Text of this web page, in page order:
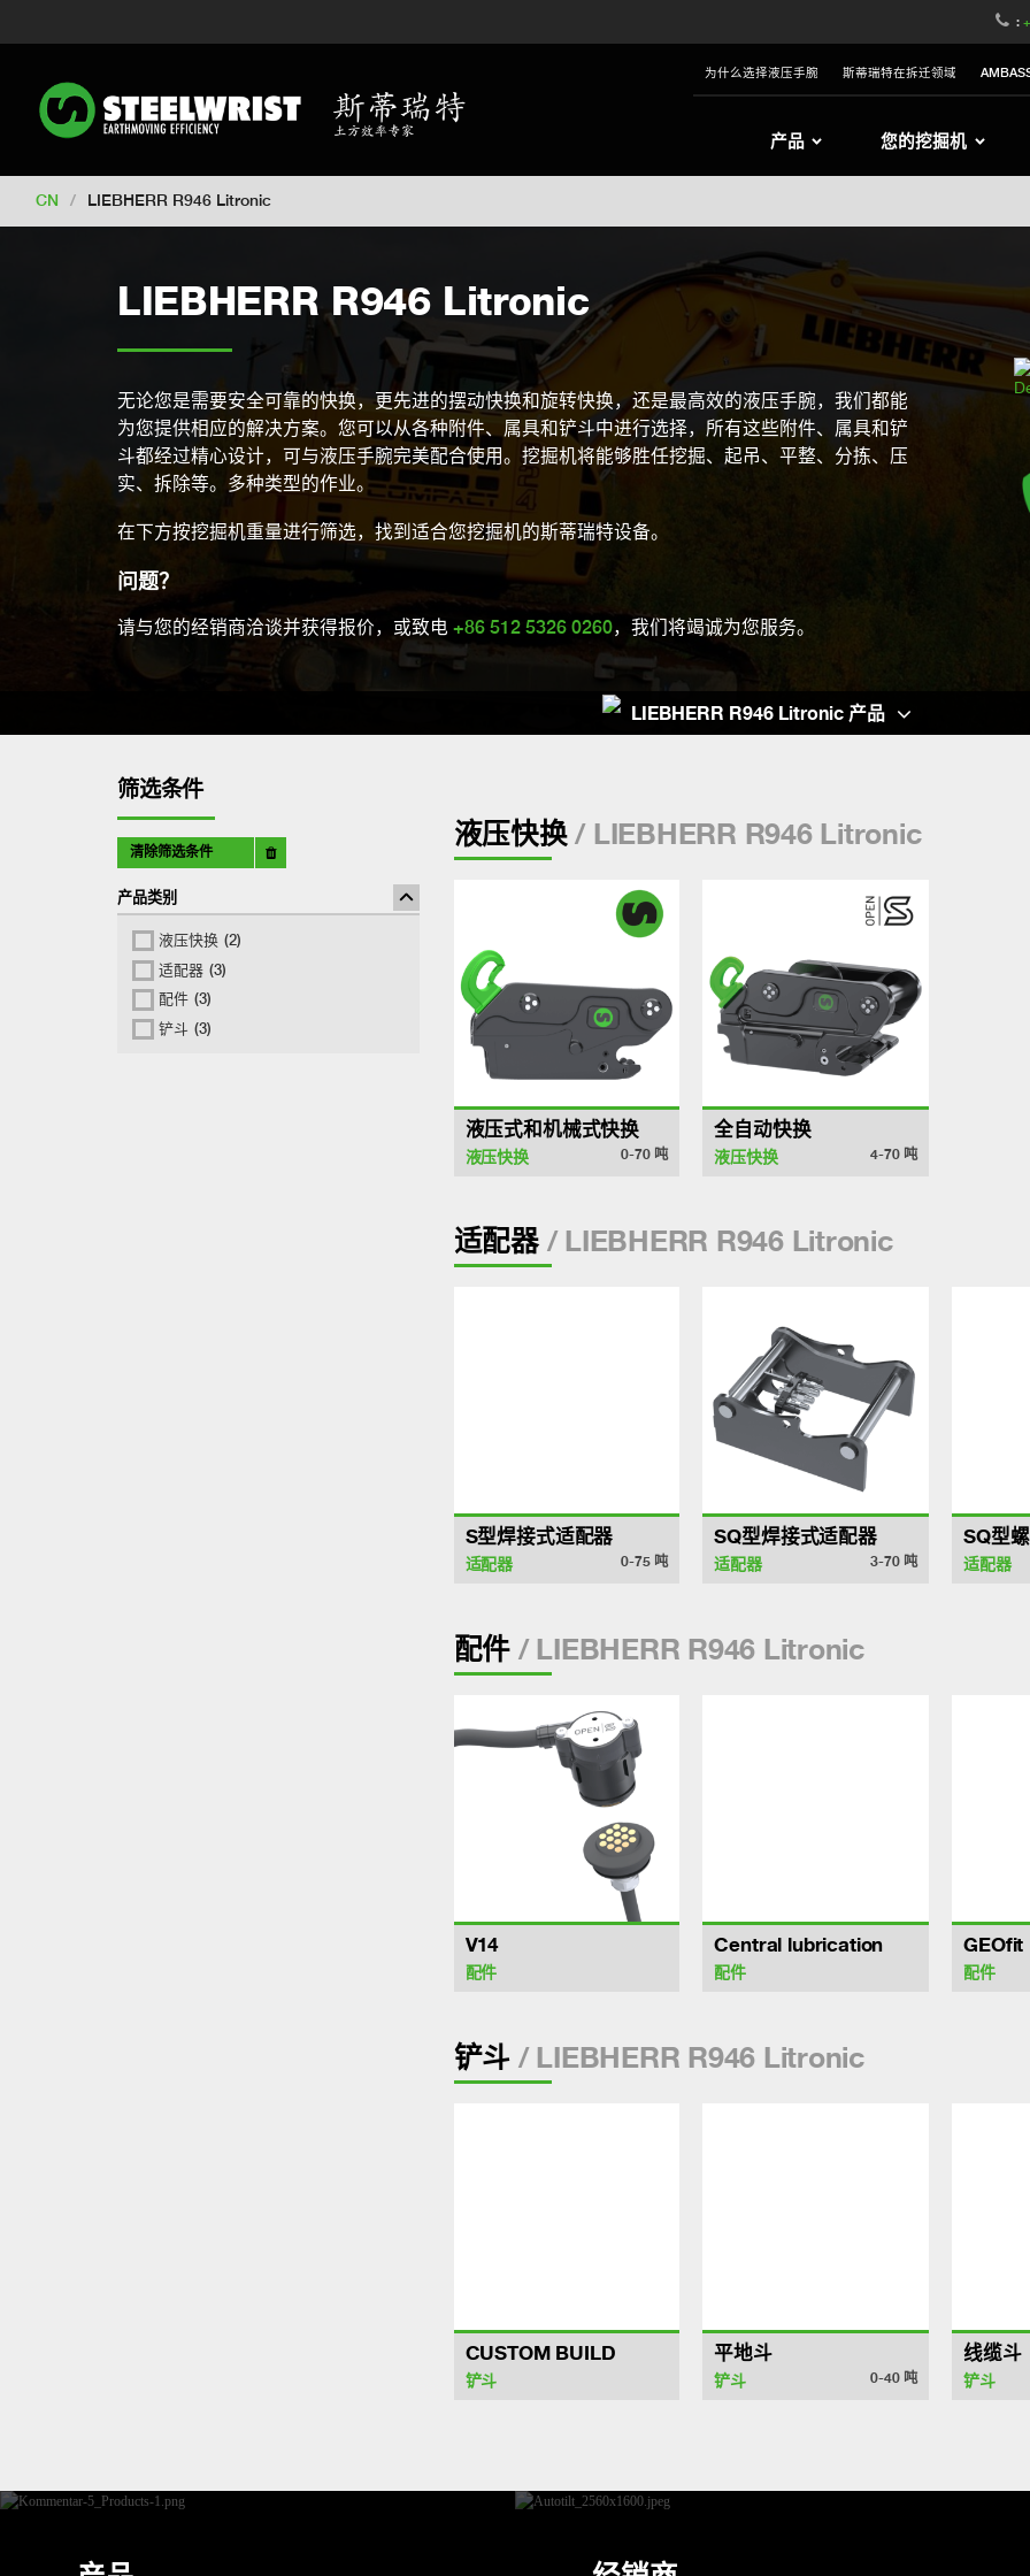
:
为什么选择液压手腕 斯蒂瑞特在拆迁领域
产品 您的挖掘机
Switch to International Switch to United Kingdom Switch to Sweden Switch to Poland
Switch to Korea Switch to Japan
Switch to Germany Switch to France
CN / LIEBHERR R946 Litronic
LIEBHERR R946 Litronic
无论您是需要安全可靠的快换，更先进的摆动快换和旋转快换，还是最高效的液压手腕，我们都能
为您提供相应的解决方案。您可以从各种附件、属具和铲斗中进行选择，所有这些附件、属具和铲
斗都经过精心设计，可与液压手腕完美配合使用。挖掘机将能够胜任挖掘、起吊、平整、分拣、压
实、拆除等。多种类型的作业。
在下方按挖掘机重量进行筛选，找到适合您挖掘机的斯蒂瑞特设备。
问题？
请与您的经销商洽谈并获得报价，或致电 +86 512 5326 0260，我们将竭诚为您服务。
筛选条件
清除筛选条件
产品类别
液压快换 (2)
适配器 (3)
配件 (3)
铲斗 (3)
液压快换/ LIEBHERR R946 Litronic
液压式和机械式快换
液压快换 0-70 吨
全自动快换
液压快换 4-70 吨
适配器/ LIEBHERR R946 Litronic
S型焊接式适配器
适配器 0-75 吨
SQ型焊接式适配器
适配器 3-70 吨
SQ型
适配器
配件 / LIEBHERR R946 Litronic
V14
配件
Central lubrication
配件
GEOfit
配件
铲斗 / LIEBHERR R946 Litronic
CUSTOM BUILD
铲斗
平地斗
铲斗 0-40 吨
线缆斗
铲斗
LIEBHERR R946 Litronic 产品